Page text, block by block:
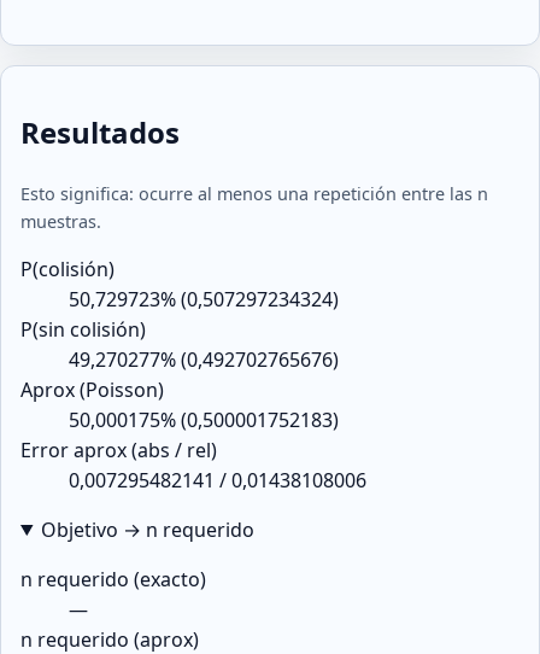
Resultados
Esto significa: ocurre al menos una repetición entre las n
muestras.
P(colisión)
50,729723% (0,507297234324)
P(sin colisión)
49,270277% (0,492702765676)
Aprox (Poisson)
50,000175% (0,500001752183)
Error aprox (abs / rel)
0,007295482141 /0,01438108006
Objetivo → n requerido
n requerido (exacto)
—
n requerido (aprox)